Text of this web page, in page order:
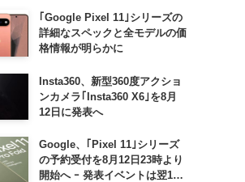
｢Google Pixel 11｣シリーズの
詳細なスペックと全モデルの価
格情報が明らかに
Insta360、新型360度アクショ
ンカメラ｢Insta360 X6｣を8月
12日に発表へ
Google、｢Pixel 11｣シリーズ
の予約受付を8月12日23時より
開始へ ｰ 発表イベントは翌13